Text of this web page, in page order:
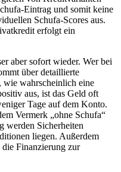
Eintrag und somit keine
Schufa-Scores aus.
erfolgt ein
aber sofort wieder. Wer bei
über detaillierte
wahrscheinlich eine
aus, ist das Geld oft
Tage auf dem Konto.
Vermerk „ohne Schufa“
werden Sicherheiten
liegen. Außerdem
die Finanzierung zur